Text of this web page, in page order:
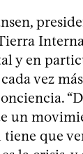
y en
vez
un
que